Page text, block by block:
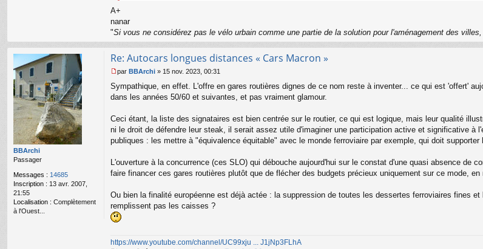
A+
nanar
"Si vous ne considérez pas le vélo urbain comme une partie de la solution pour l'aménagement des
BBArchi
Passager
Messages : 14685
Inscription : 13 avr. 2007,
21:55
Localisation : Complètement
à l'Ouest...
Re: Autocars longues distances « Cars Macron »
e
s
g
e
n
n
l
u
par BBArchi » 15 nov. 2023, 00:31
Sympathique, en effet. L'offre en gares routières dignes de ce nom reste à inventer... ce qui est 'offert'
dans les années 50/60 et suivantes, et pas vraiment glamour.
Ceci étant, la liste des signataires est bien centrée sur le routier, ce qui est logique, mais leur qualité
ni le droit de défendre leur steak, il serait assez utile d'imaginer une participation active et significative
publiques : les mettre à "équivalence équitable" avec le monde ferroviaire par exemple, qui doit
L'ouverture à la concurrence (ces SLO) qui débouche aujourd'hui sur le constat d'une quasi absence de
faire financer ces gares routières plutôt que de flécher des budgets précieux uniquement sur ce mode,
Ou bien la finalité européenne est déjà actée : la suppression de toutes les dessertes ferroviaires fines
remplissent pas les caisses ?
https://www.youtube.com/channel/UC99xju ... J1jNp3FLhA